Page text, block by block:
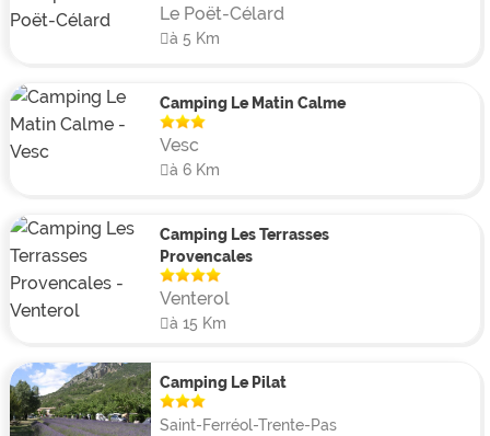
Le Poët-Célard
à 5 Km
Camping Le Matin Calme
Vesc
à 6 Km
Camping Les Terrasses
Provencales
Venterol
à 15 Km
Camping Le Pilat
Saint-Ferréol-Trente-Pas